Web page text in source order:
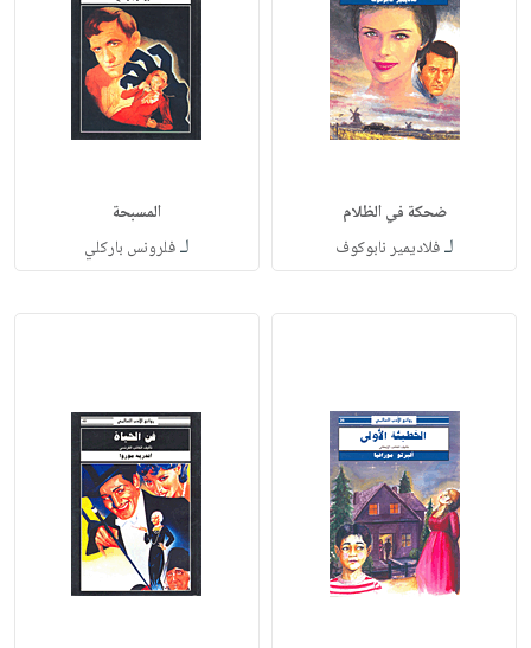
ضحكة في الظلام
لـفلاديمير نابوكوف
المسبحة
لـفلرونس باركلي